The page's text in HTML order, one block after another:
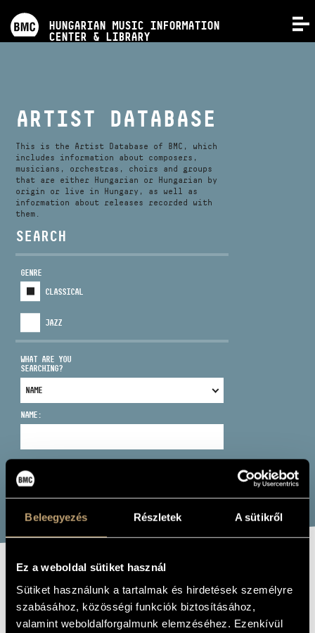
Beleegyezés Részletek A sütikről
Ez a weboldal sütiket használ
Sütiket használunk a tartalmak és hirdetések személyre
szabásához, közösségi funkciók biztosításához,
valamint weboldalforgalmunk elemzéséhez. Ezenkívül
HUNGARIAN MUSIC INFORMATION
CENTER & LIBRARY
RELEASES
ABOUT US
VIDEO GALLERY
ADDRESS
EMAIL
infokozpont@bmc.hu
PHONE
OPENING HOURS
ARTIST DATABASE
This is the Artist Database of BMC, which
includes information about composers,
musicians, orchestras, choirs and groups
that are either Hungarian or Hungarian by
origin or live in Hungary, as well as
information about releases recorded with
them.
SEARCH
GENRE
CLASSICAL
JAZZ
WHAT ARE YOU
SEARCHING?
NAME:
PALOTAI FERENC